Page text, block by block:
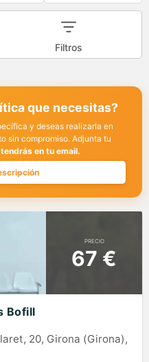
Filtros
que necesitas?
y deseas realizarla en
sin compromiso. Adjunta tu
en tu email.
PRECIO
67 €
Bofill
20, Girona (Girona),